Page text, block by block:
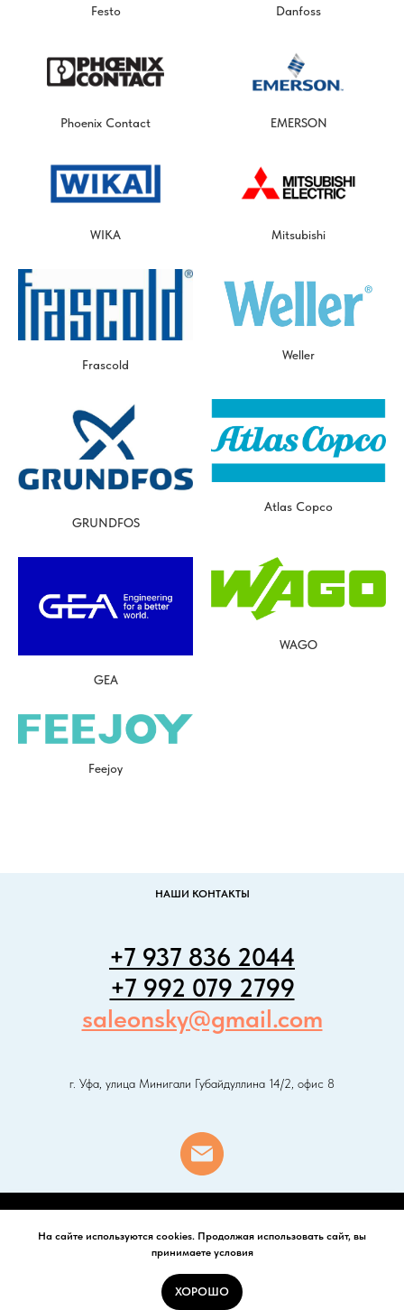
Festo Danfoss
Phoenix Contact EMERSON
WIKA Mitsubishi
Frascold
Weller
GRUNDFOS
Atlas Copco
GEA
WAGO
Feejoy
НАШИ КОНТАКТЫ
+7 937 836 2044
+7 992 079 2799
saleonsky@gmail.com
г. Уфа, улица Минигали Губайдуллина 14/2, офис 8
использованы для демонстрации. Пожалуйста, не используйте контент шаблона в
коммерческих целях.
На сайте используются cookies. Продолжая использовать сайт, вы
принимаете условия
ХОРОШО
Made on Tilda